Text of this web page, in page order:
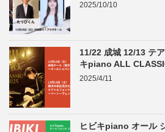
2025/10/10
11/22 成城 12/13 テ
キpiano ALL
2025/4/11
ヒビキpiano オール